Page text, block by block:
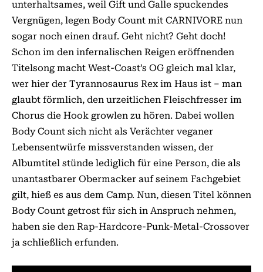
unterhaltsames, weil Gift und Galle spuckendes
Vergnügen, legen Body Count mit CARNIVORE nun
sogar noch einen drauf. Geht nicht? Geht doch!
Schon im den infernalischen Reigen eröffnenden
Titelsong macht West-Coast’s OG gleich mal klar,
wer hier der Tyrannosaurus Rex im Haus ist – man
glaubt förmlich, den urzeitlichen Fleischfresser im
Chorus die Hook growlen zu hören. Dabei wollen
Body Count sich nicht als Verächter veganer
Lebensentwürfe missverstanden wissen, der
Albumtitel stünde lediglich für eine Person, die als
unantastbarer Obermacker auf seinem Fachgebiet
gilt, hieß es aus dem Camp. Nun, diesen Titel können
Body Count getrost für sich in Anspruch nehmen,
haben sie den Rap-Hardcore-Punk-Metal-Crossover
ja schließlich erfunden.